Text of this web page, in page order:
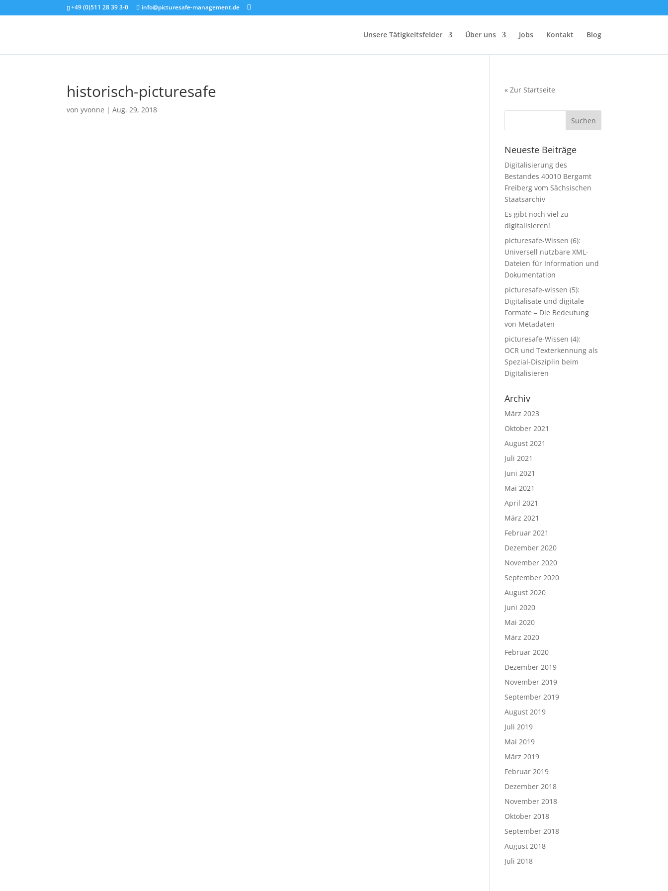
+49 (0)511 28 39 3-0 info@picturesafe-management.de
Unsere Tätigkeitsfelder Über uns Jobs Kontakt Blog
historisch-picturesafe
vonyvonne |Aug. 29, 2018
«Zur Startseite
Neueste Beiträge
Digitalisierung des
Bestandes 40010 Bergamt
Freiberg vom Sächsischen
Staatsarchiv
Es gibt noch viel zu
digitalisieren!
picturesafe-Wissen (6):
Universell nutzbare XML-
Dateien für Information und
Dokumentation
picturesafe-wissen (5):
Digitalisate und digitale
Formate – Die Bedeutung
von Metadaten
picturesafe-Wissen (4):
OCR und Texterkennung als
Spezial-Disziplin beim
Digitalisieren
Archiv
März 2023
Oktober 2021
August 2021
Juli 2021
Juni 2021
Mai 2021
April 2021
März 2021
Februar 2021
Dezember 2020
November 2020
September 2020
August 2020
Juni 2020
Mai 2020
März 2020
Februar 2020
Dezember 2019
November 2019
September 2019
August 2019
Juli 2019
Mai 2019
März 2019
Februar 2019
Dezember 2018
November 2018
Oktober 2018
September 2018
August 2018
Juli 2018